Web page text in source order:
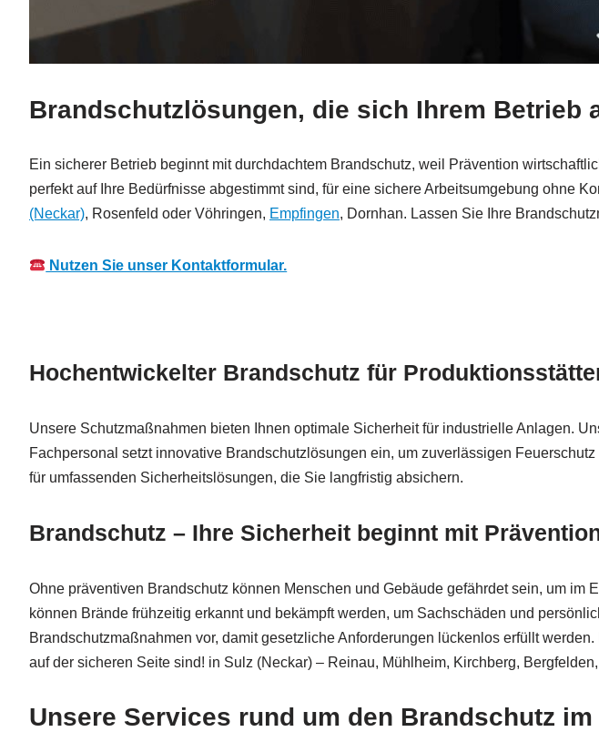
Brandschutzlösungen, die sich Ihrem Betrieb
Ein sicherer Betrieb beginnt mit durchdachtem Brandschutz, weil Prävention
perfekt auf Ihre Bedürfnisse abgestimmt sind, für eine sichere Arbeitsumgebung ohne
(Neckar), Rosenfeld oder Vöhringen, Empfingen, Dornhan. Lassen Sie Ihre
Nutzen Sie unser Kontaktformular.
Hochentwickelter Brandschutz für
Unsere Schutzmaßnahmen bieten Ihnen optimale Sicherheit für industrielle Anlagen.
Fachpersonal setzt innovative Brandschutzlösungen ein, um zuverlässigen
für umfassenden Sicherheitslösungen, die Sie langfristig absichern.
Brandschutz – Ihre Sicherheit beginnt mit
Ohne präventiven Brandschutz können Menschen und Gebäude gefährdet sein, um
können Brände frühzeitig erkannt und bekämpft werden, um Sachschäden und
Brandschutzmaßnahmen vor, damit gesetzliche Anforderungen lückenlos erfüllt
auf der sicheren Seite sind! in Sulz (Neckar) – Reinau, Mühlheim, Kirchberg,
Unsere Services rund um den Brandschutz